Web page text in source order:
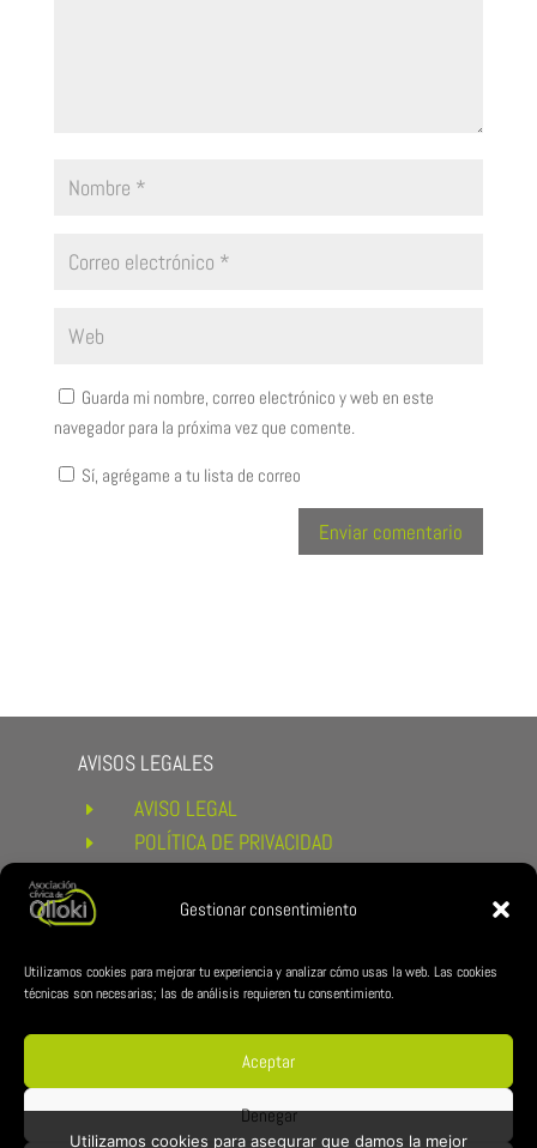
Gestionar consentimiento
Utilizamos cookies para mejorar tu experiencia y analizar cómo usas la web. Las cookies
técnicas son necesarias; las de análisis requieren tu consentimiento.
Aceptar
Denegar
Guarda mi nombre, correo electrónico y web en este
navegador para la próxima vez que comente.
Sí, agrégame a tu lista de correo
AVISOS LEGALES
E AVISO LEGAL
E POLÍTICA DE PRIVACIDAD
E CONDICIONES DE COMPRA Y
ENLACES DE INTERÉS
AYUNTAMIENTO DE ESTERIBAR
ZUBILAN
Utilizamos cookies para asegurar que damos la mejor